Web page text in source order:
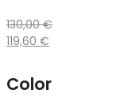
130,00€
119,60 €
Color